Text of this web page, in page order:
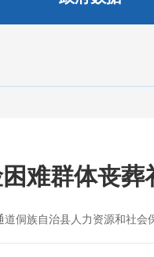
难群体丧
道侗族自治县人力资源和社会